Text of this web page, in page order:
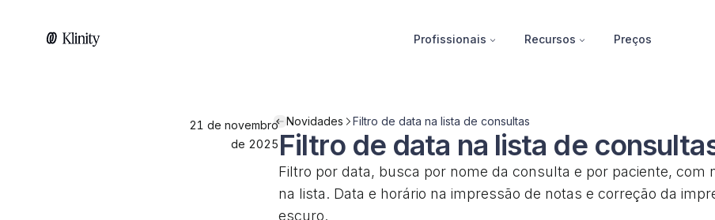
Profissionais Recursos Preços
21 de novembro
de 2025
Novidades Filtro de data na lista de consultas
Filtro de data na lista de
Filtro por data, busca por nome da consulta e por paciente, com
na lista. Data e horário na impressão de notas e correção da
escuro.